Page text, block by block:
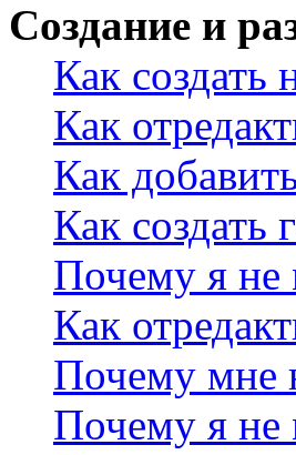
Создание и
Как создать
Как
Как
Как создать
Почему я не
Как
Почему мне
Почему я не